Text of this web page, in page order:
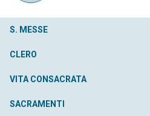
S. MESSE
CLERO
VITA CONSACRATA
SACRAMENTI